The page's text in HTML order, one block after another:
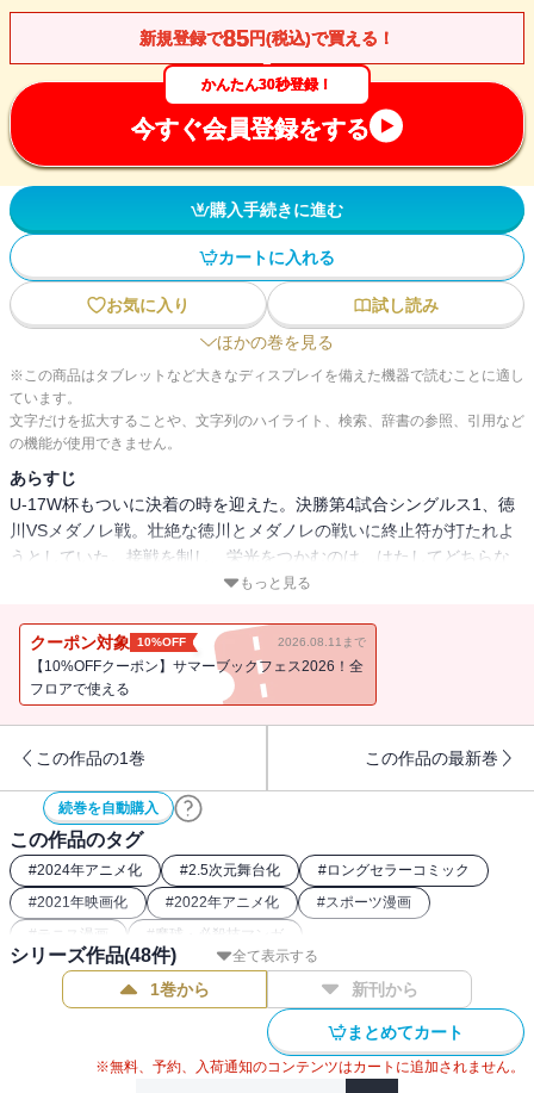
新規登録で85円(税込)で買える！
かんたん30秒登録！
今すぐ会員登録をする
購入手続きに進む
カートに入れる
お気に入り
試し読み
ほかの巻を見る
※この商品はタブレットなど大きなディスプレイを備えた機器で読むことに適し
ています。
文字だけを拡大することや、文字列のハイライト、検索、辞書の参照、引用など
の機能が使用できません。
あらすじ
U-17W杯もついに決着の時を迎えた。決勝第4試合シングルス1、徳
川VSメダノレ戦。壮絶な徳川とメダノレの戦いに終止符が打たれよ
うとしていた。接戦を制し、栄光をつかむのは、はたしてどちらな
もっと見る
クーポン対象 10%OFF 2026.08.11まで
【10%OFFクーポン】サマーブックフェス2026！全
フロアで使える
この作品の1巻 この作品の最新巻
続巻を自動購入
この作品のタグ
#2024年アニメ化 #2.5次元舞台化 #ロングセラーコミック
#2021年映画化 #2022年アニメ化 #スポーツ漫画
# テニス漫画 # 魔球・必殺技マンガ
全て表示する
シリーズ作品(48件)
1巻から 新刊から
まとめてカート
※無料、予約、入荷通知のコンテンツはカートに追加されません。